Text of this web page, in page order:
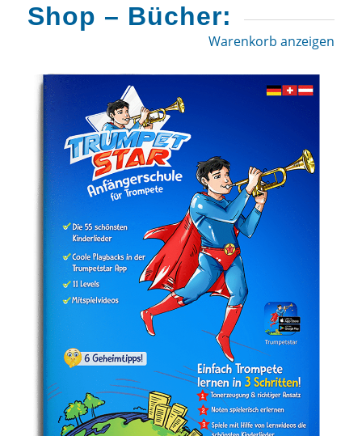
Shop – Bücher:
Warenkorb anzeigen